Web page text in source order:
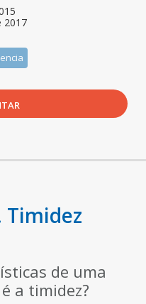
2017
de uma
a timidez?